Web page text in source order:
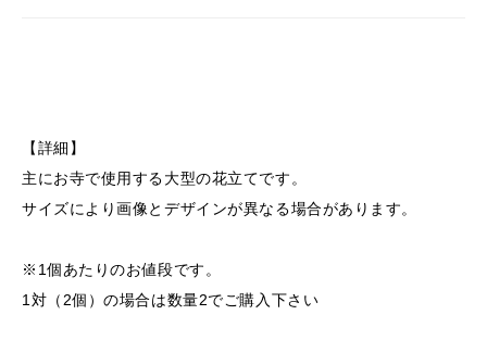
【詳細】
主にお寺で使用する大型の花立てです。
サイズにより画像とデザインが異なる場合があります。
※1個あたりのお値段です。
1対（2個）の場合は数量2でご購入下さい